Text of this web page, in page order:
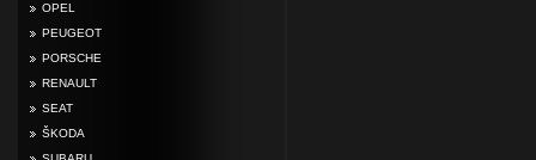
OPEL
PEUGEOT
PORSCHE
RENAULT
SEAT
ŠKODA